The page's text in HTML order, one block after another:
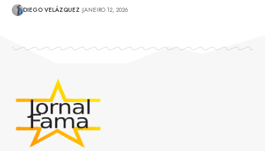
DIEGO VELÁZQUEZ JANEIRO 12, 2026